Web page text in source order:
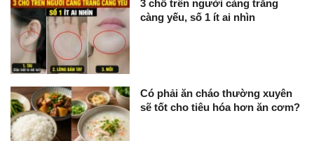
3 chỗ trên người càng trắng
càng yếu, số 1 ít ai nhìn
Có phải ăn cháo thường xuyên
sẽ tốt cho tiêu hóa hơn ăn cơm?